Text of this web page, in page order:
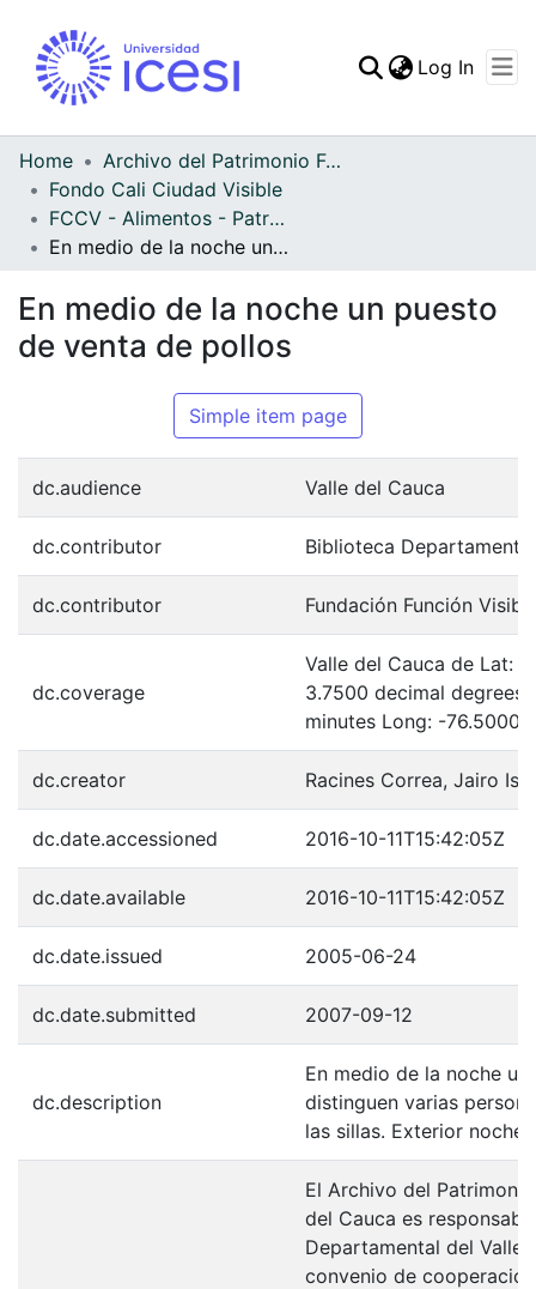
Log In
Home
Archivo del Patrimonio Fotográfico y Fílmico del Valle del Cauca
Fondo Cali Ciudad Visible
FCCV - Alimentos - Patrimonial
En medio de la noche un puesto de venta de pollos
En medio de la noche un puesto
de venta de pollos
Simple item page
dc.audience Valle del Cauca
dc.contributor Biblioteca
dc.contributor Fundación Función
dc.coverage
Valle del Cauca de Lat:
3.7500 decimal degrees
minutes Long: -76.5000
dc.creator Racines Correa, Jairo
dc.date.accessioned 2016-10-11T15:42:05Z
dc.date.available 2016-10-11T15:42:05Z
dc.date.issued 2005-06-24
dc.date.submitted 2007-09-12
dc.description
En medio de la noche
distinguen varias
las sillas. Exterior noche.
El Archivo del
del Cauca es
Departamental del Valle
convenio de